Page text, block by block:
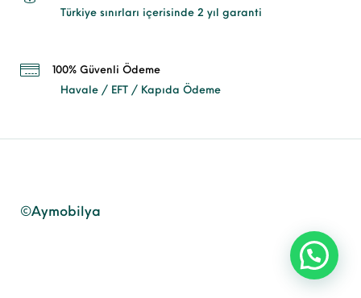
Türkiye sınırları içerisinde 2 yıl garanti
100% Güvenli Ödeme
Havale / EFT / Kapıda Ödeme
©Aymobilya